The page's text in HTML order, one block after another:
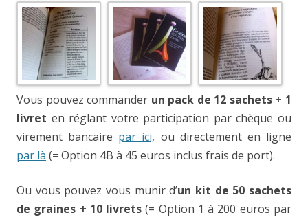
Vous pouvez commander un pack de 12 sachets + 1
livret en réglant votre participation par chèque ou
virement bancaire par ici, ou directement en ligne
par là (= Option 4B à 45 euros inclus frais de port).
Ou vous pouvez vous munir d’un kit de 50 sachets
de graines + 10 livrets(= Option 1 à 200 euros par